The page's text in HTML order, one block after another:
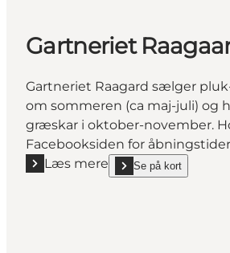
Gartneriet
Gartneriet Raagard sælger
om sommeren (ca maj-juli) og
græskar i oktober-november.
Facebooksiden for
Læs mere
Læs mere "Gartneriet Raagaard"
Se på kort
show Gartneriet